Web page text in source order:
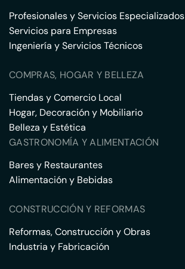
Profesionales y Servicios Especializados
Servicios para Empresas
Ingeniería y Servicios Técnicos
COMPRAS, HOGAR Y BELLEZA
Tiendas y Comercio Local
Hogar, Decoración y Mobiliario
Belleza y Estética
GASTRONOMÍA Y ALIMENTACIÓN
Bares y Restaurantes
Alimentación y Bebidas
CONSTRUCCIÓN Y REFORMAS
Reformas, Construcción y Obras
Industria y Fabricación